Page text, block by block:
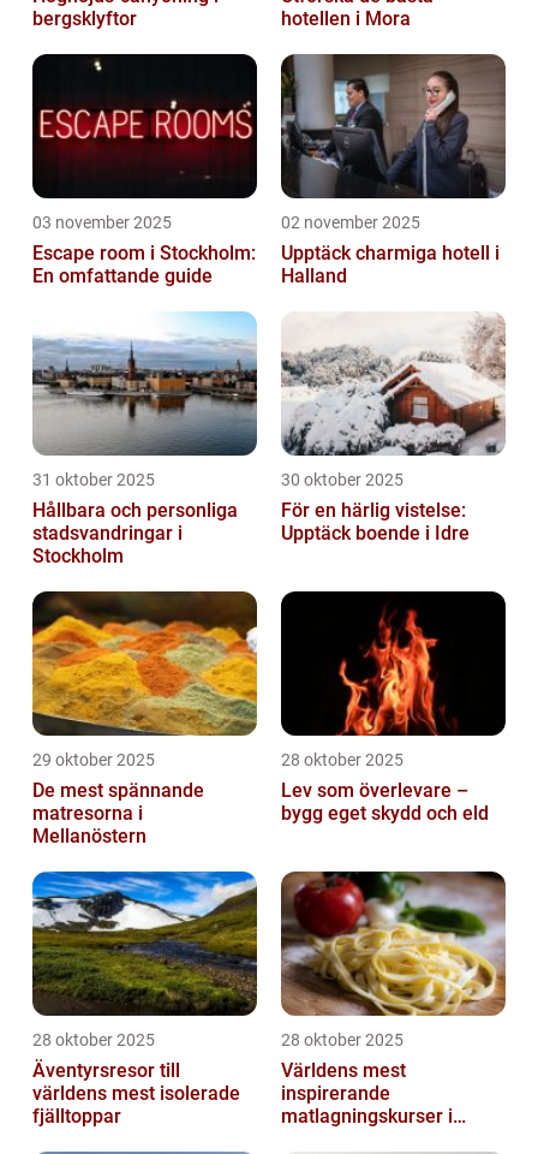
bergsklyftor
hotellen i Mora
03 november 2025
Escape room i Stockholm:
En omfattande guide
02 november 2025
Upptäck charmiga hotell i
Halland
31 oktober 2025
Hållbara och personliga
stadsvandringar i
Stockholm
30 oktober 2025
För en härlig vistelse:
Upptäck boende i Idre
29 oktober 2025
De mest spännande
matresorna i
Mellanöstern
28 oktober 2025
Lev som överlevare –
bygg eget skydd och eld
28 oktober 2025
Äventyrsresor till
världens mest isolerade
fjälltoppar
28 oktober 2025
Världens mest
inspirerande
matlagningskurser i